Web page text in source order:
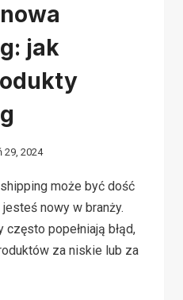
jak
29, 2024
może być dość
nowy w branży.
popełniają błąd,
za niskie lub za